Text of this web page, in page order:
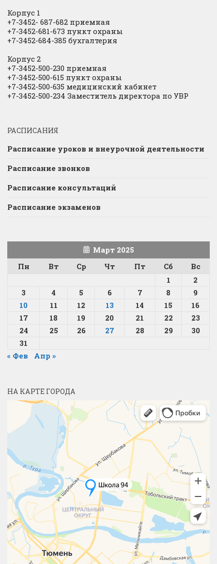
Корпус 1
+7-3452- 687-682 приемная
+7-3452-681-673 пункт охраны
+7-3452-684-385 бухгалтерия
Корпус 2
+7-3452-500-230 приемная
+7-3452-500-615 пункт охраны
+7-3452-500-635 медицинский кабинет
+7-3452-500-234 Заместитель директора по УВР
РАСПИСАНИЯ
Расписание уроков и внеурочной деятельности
Расписание звонков
Расписание консультаций
Расписание экзаменов
Март 2025
Пн
Вт Ср Чт Пт Сб
Вс
1
2
3
4 5 6 7 8
9
10
11 12 13 14 15
16
17
18 19 20 21 22
23
24
25 26 27 28 29
30
31
« Фев
Апр »
НА КАРТЕ ГОРОДА